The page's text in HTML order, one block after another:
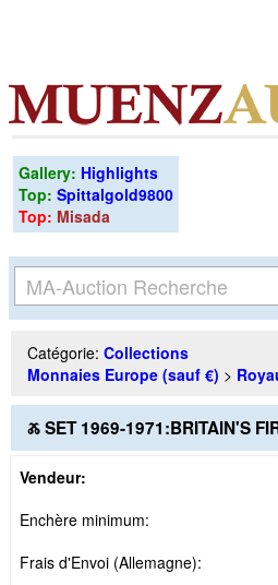
Gallery: Highlights
Top: Spittalgold9800
Top: Misada
Catégorie: Collections
Monnaies Europe (sauf €) >
Ⰶ SET 1969-1971:BRITAIN'S
Vendeur:
Enchère minimum:
Frais d'Envoi (Allemagne):